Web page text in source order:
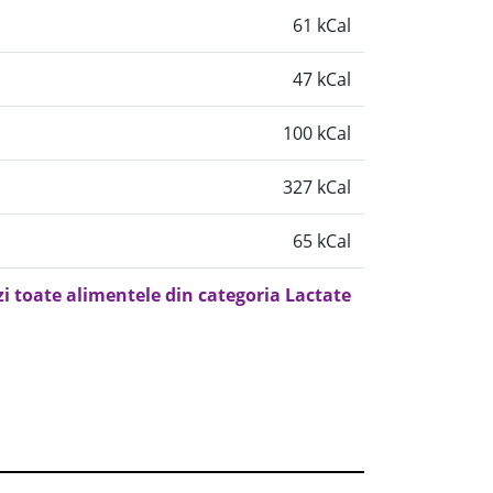
61 kCal
47 kCal
100 kCal
327 kCal
65 kCal
toate alimentele din categoria Lactate